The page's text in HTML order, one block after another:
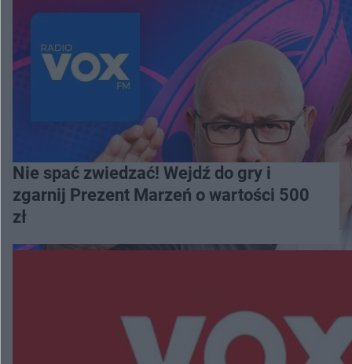
Nie spać zwiedzać! Wejdź do gry i
zgarnij Prezent Marzeń o wartości 500
zł